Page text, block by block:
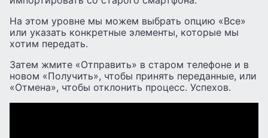
На этом уровне мы можем выбрать опцию «Все»
или указать конкретные элементы, которые мы
хотим передать.
Затем жмите «Отправить» в старом телефоне и в
новом «Получить», чтобы принять переданные, или
«Отмена», чтобы отклонить процесс. Успехов.